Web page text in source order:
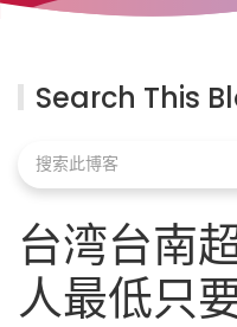
Search This
台湾台南
人最低只